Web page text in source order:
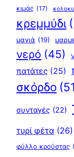
κιμάς (17)
κρεμμύδι
μαγιά (19)
νερό (45)
πατάτες (25)
σκόρδο
συνταγές (22)
τυρί φέτα (26)
φύλλο κρούστας